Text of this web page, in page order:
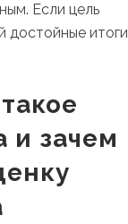
Если цель
достойные итоги
и зачем